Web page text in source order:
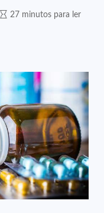
27 minutos para ler